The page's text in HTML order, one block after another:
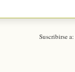
Suscribirse a: